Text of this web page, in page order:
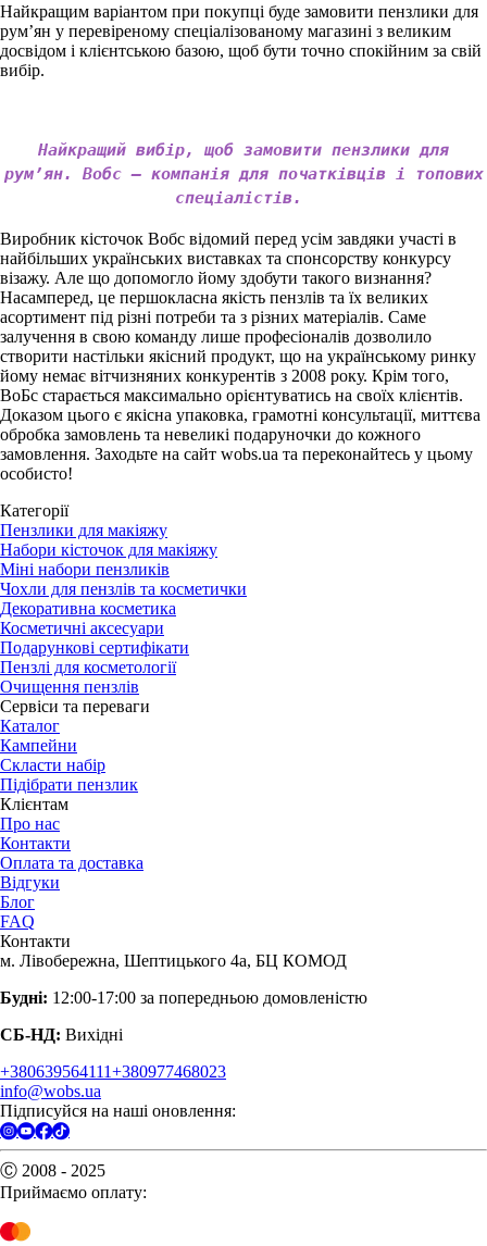
Найкращим варіантом при покупці буде замовити пензлики для
рум’ян у перевіреному спеціалізованому магазині з великим
досвідом і клієнтською базою, щоб бути точно спокійним за свій
вибір.
Найкращий вибір, щоб замовити пензлики для
рум’ян. Вобс – компанія для початківців і топових
спеціалістів.
Виробник кісточок Вобс відомий перед усім завдяки участі в
найбільших українських виставках та спонсорству конкурсу
візажу. Але що допомогло йому здобути такого визнання?
Насамперед, це першокласна якість пензлів та їх великих
асортимент під різні потреби та з різних матеріалів. Саме
залучення в свою команду лише професіоналів дозволило
створити настільки якісний продукт, що на українському ринку
йому немає вітчизняних конкурентів з 2008 року. Крім того,
ВоБс старається максимально орієнтуватись на своїх клієнтів.
Доказом цього є якісна упаковка, грамотні консультації, миттєва
обробка замовлень та невеликі подаруночки до кожного
замовлення. Заходьте на сайт wobs.ua та переконайтесь у цьому
особисто!
Категорії
Пензлики для макіяжу
Набори кісточок для макіяжу
Міні набори пензликів
Чохли для пензлів та косметички
Декоративна косметика
Косметичні аксесуари
Подарункові сертифікати
Пензлі для косметології
Очищення пензлів
Сервіси та переваги
Каталог
Кампейни
Скласти набір
Підібрати пензлик
Клієнтам
Про нас
Контакти
Оплата та доставка
Відгуки
Блог
FAQ
Контакти
м. Лівобережна, Шептицького 4а, БЦ КОМОД
Будні: 12:00-17:00 за попередньою домовленістю
СБ-НД: Вихідні
+380639564111+380977468023
info@wobs.ua
Підписуйся на наші оновлення:
Ⓒ 2008 - 2025
Приймаємо оплату: